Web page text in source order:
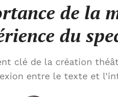
de la
du
clé de la création
entre le texte et